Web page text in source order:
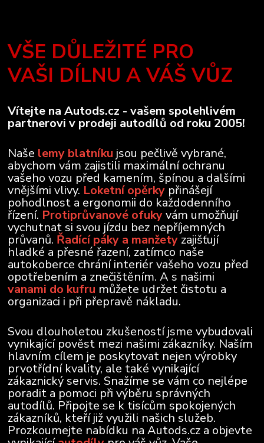
VŠE DŮLEŽITÉ PRO
VAŠI DÍLNU A VÁŠ VŮZ
Vítejte na Autods.cz - vašem spolehlivém
partnerovi v prodeji autodílů od roku 2005!
Naše lemy blatníku jsou pečlivě vybrané,
abychom vám zajistili maximální ochranu
vašeho vozu před kamením, špínou a dalšími
vnějšími vlivy. Loketní opěrky přinášejí
pohodlnost a ergonomii do každodenního
řízení. Protiprůvanové ofukyvám umožňují
vychutnat si svou jízdu bez nepříjemných
průvanů. Řadící páky a manžety zajišťují
hladké a přesné řazení, zatímco naše
autokoberce chrání interiér vašeho vozu před
opotřebením a znečištěním. A s našimi
vanami do kufru můžete udržet čistotu a
organizaci i při přepravě nákladu.
Svou dlouholetou zkušeností jsme vybudovali
vynikající pověst mezi našimi zákazníky. Naším
hlavním cílem je poskytovat nejen výrobky
prvotřídní kvality, ale také vynikající
zákaznický servis. Snažíme se vám co nejlépe
poradit a pomoci při výběru správných
autodílů. Připojte se k tisícům spokojených
zákazníků, kteří již využili našich služeb.
Prozkoumejte nabídku na Autods.cz a objevte